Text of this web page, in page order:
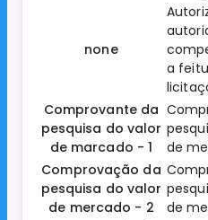
none
a
Comprovante da
pesquisa do valor
de marcado - 1
de
Comprovação da
pesquisa do valor
de mercado - 2
de